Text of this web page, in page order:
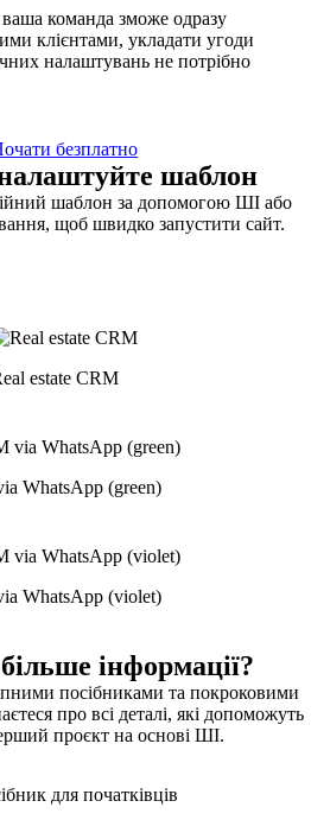
команда зможе одразу
клієнтами, укладати угоди
налаштувань не потрібно
безплатно
шаблон
шаблон за допомогою ШІ або
щоб швидко запустити сайт.
estate CRM
WhatsApp (green)
WhatsApp (violet)
інформації?
посібниками та покроковими
про всі деталі, які допоможуть
проєкт на основі ШІ.